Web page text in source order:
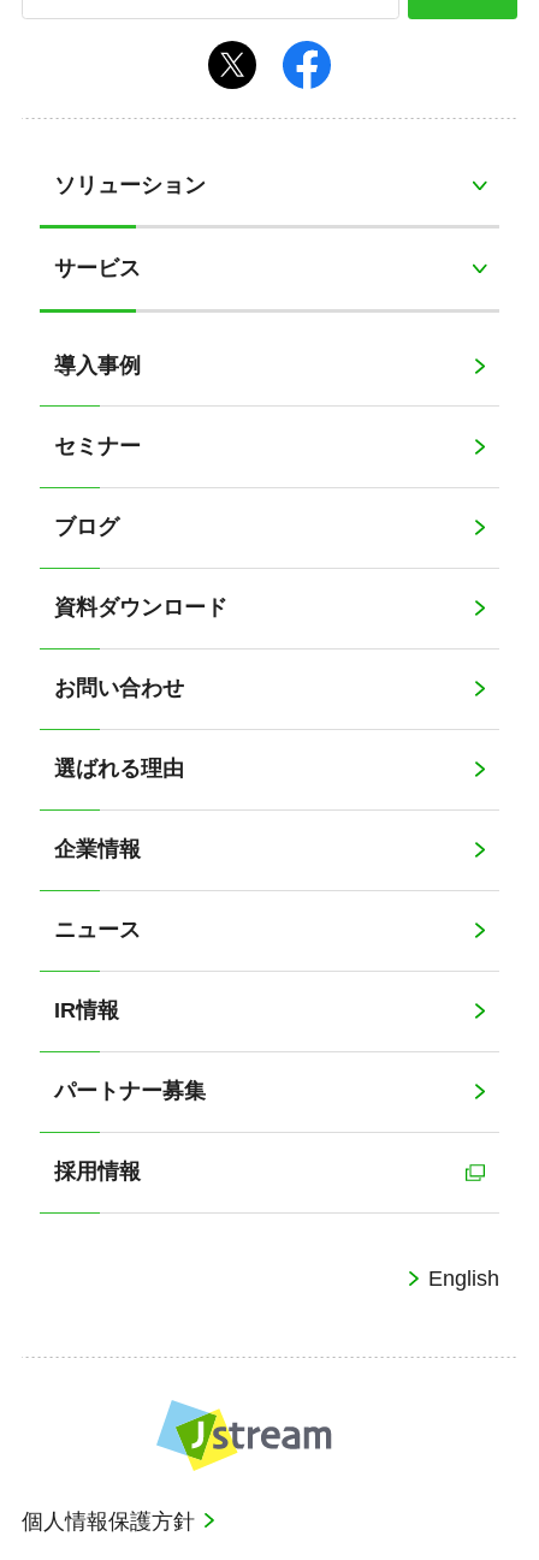
ソリューション
サービス
導入事例
セミナー
ブログ
資料ダウンロード
お問い合わせ
選ばれる理由
企業情報
ニュース
IR情報
パートナー募集
採用情報
English
個人情報保護方針